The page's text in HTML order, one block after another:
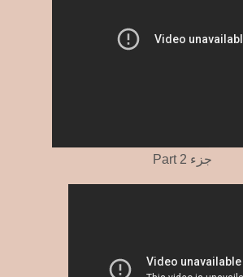
Part 2 جزء